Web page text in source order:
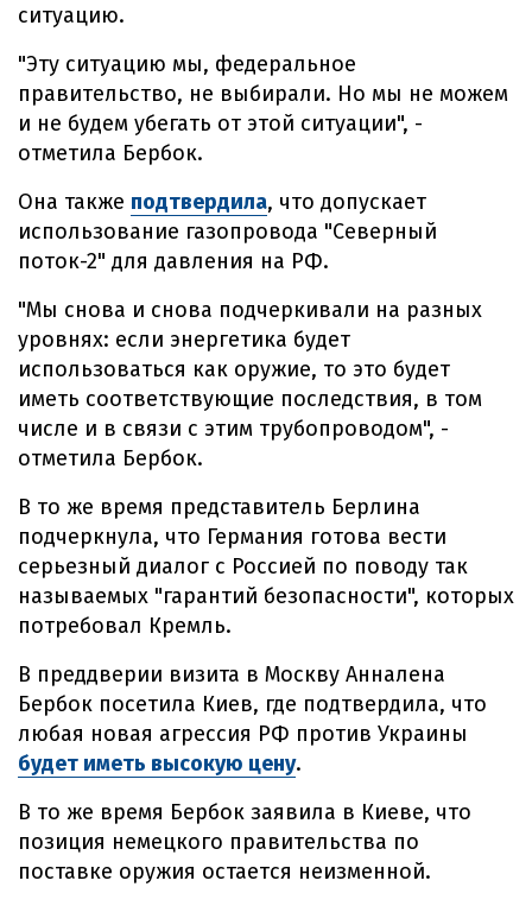
ситуацию.
"Эту ситуацию мы, федеральное
правительство, не выбирали. Но мы не можем
и не будем убегать от этой ситуации", -
отметила Бербок.
Она также подтвердила, что допускает
использование газопровода "Северный
поток-2" для давления на РФ.
"Мы снова и снова подчеркивали на разных
уровнях: если энергетика будет
использоваться как оружие, то это будет
иметь соответствующие последствия, в том
числе и в связи с этим трубопроводом", -
отметила Бербок.
В то же время представитель Берлина
подчеркнула, что Германия готова вести
серьезный диалог с Россией по поводу так
называемых "гарантий безопасности", которых
потребовал Кремль.
В преддверии визита в Москву Анналена
Бербок посетила Киев, где подтвердила, что
любая новая агрессия РФ против Украины
будет иметь высокую цену.
В то же время Бербок заявила в Киеве, что
позиция немецкого правительства по
поставке оружия остается неизменной.